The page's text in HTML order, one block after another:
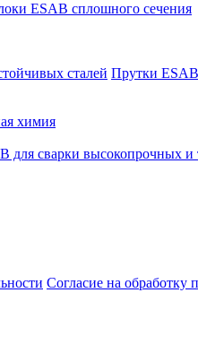
ESAB сплошного сечения
сталей Прутки
химия
для сварки высокопрочных и
Согласие на обработку